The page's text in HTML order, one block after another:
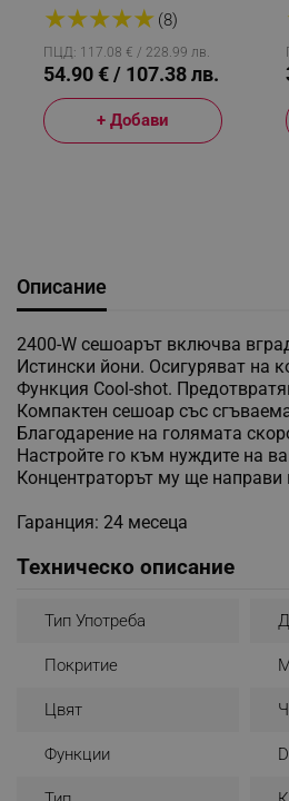
Скорости, 5 Нива, 68 DB,
★★★★★ (8)
ПЦД: 117.08 € / 228.99 лв.
54.90 € / 107.38 лв.
+ Добави
Описание
2400-W сешоарът включва
Истински йони. Осигуряват на
Функция Cool-shot.
Компактен сешоар със
Благодарение на голямата
Настройте го към нуждите на
Концентраторът му ще
Гаранция: 24 месеца
Техническо описание
Тип Употреба
Покритие
Цвят
Функции